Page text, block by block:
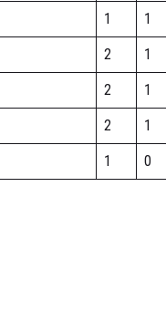
1 1
2 1
2 1
2 1
1 0